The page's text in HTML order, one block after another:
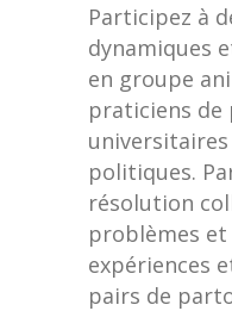
Participez à
dynamiques
en groupe
praticiens de
politiques.
résolution
problèmes
expériences
pairs de